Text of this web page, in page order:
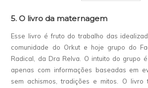
5. O livro da maternagem
Esse livro é fruto do trabalho das
comunidade do Orkut e hoje grupo do
Radical, da Dra Relva. O intuito do grupo
apenas com informações baseadas em
sem achismos, tradições e mitos. O livro